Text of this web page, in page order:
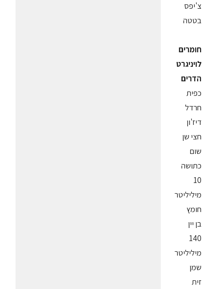
צ'יפס
בטטה
חומרים
לויניגרט
הדרים
כפית
חרדל
דיז'ון
חצי שן
שום
כתושה
10
מיליליטר
חומץ
בן יין
140
מיליליטר
שמן
זית